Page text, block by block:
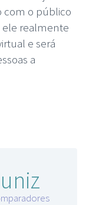
com o público
ele realmente
e será
a